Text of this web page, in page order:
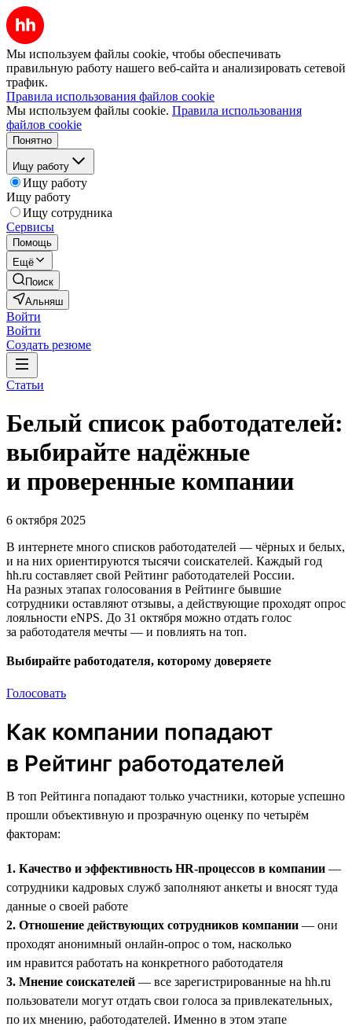
Мы используем файлы cookie, чтобы обеспечивать
правильную работу нашего веб-сайта и анализировать сетевой
трафик.
Правила использования файлов cookie
Мы используем файлы cookie. Правила использования
файлов cookie
Понятно
Ищу работу
Ищу работу
Ищу работу
Ищу сотрудника
Сервисы
Помощь
Ещё
Поиск
Альняш
Войти
Войти
Создать резюме
Статьи
Белый список работодателей:
выбирайте надёжные
и проверенные компании
6 октября 2025
В интернете много списков работодателей — чёрных и белых,
и на них ориентируются тысячи соискателей. Каждый год
hh.ru составляет свой Рейтинг работодателей России.
На разных этапах голосования в Рейтинге бывшие
сотрудники оставляют отзывы, а действующие проходят опрос
лояльности eNPS. До 31 октября можно отдать голос
за работодателя мечты — и повлиять на топ.
Выбирайте работодателя, которому доверяете
Голосовать
Как компании попадают
в Рейтинг работодателей
В топ Рейтинга попадают только участники, которые успешно
прошли объективную и прозрачную оценку по четырём
факторам:
1. Качество и эффективность HR-процессов в компании —
сотрудники кадровых служб заполняют анкеты и вносят туда
данные о своей работе
2. Отношение действующих сотрудников компании — они
проходят анонимный онлайн-опрос о том, насколько
им нравится работать на конкретного работодателя
3. Мнение соискателей — все зарегистрированные на hh.ru
пользователи могут отдать свои голоса за привлекательных,
по их мнению, работодателей. Именно в этом этапе